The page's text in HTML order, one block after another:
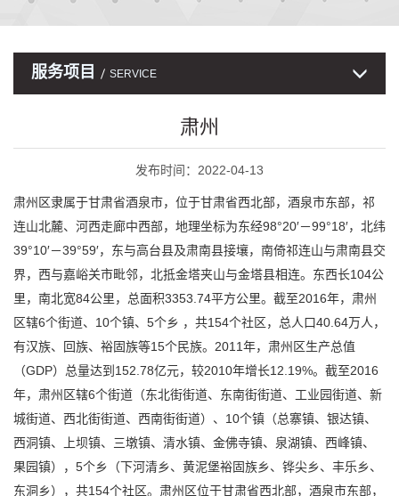
服务项目 SERVICE
肃州
发布时间：2022-04-13
肃州区隶属于甘肃省酒泉市，位于甘肃省西北部，酒泉市东部，祁
连山北麓、河西走廊中西部，地理坐标为东经98°20′－99°18′，北纬
39°10′－39°59′，东与高台县及肃南县接壤，南倚祁连山与肃南县交
界，西与嘉峪关市毗邻，北抵金塔夹山与金塔县相连。东西长104公
里，南北宽84公里，总面积3353.74平方公里。截至2016年，肃州
区辖6个街道、10个镇、5个乡 ，共154个社区，总人口40.64万人，
有汉族、回族、裕固族等15个民族。2011年，肃州区生产总值
（GDP）总量达到152.78亿元，较2010年增长12.19%。截至2016
年，肃州区辖6个街道（东北街街道、东南街街道、工业园街道、新
城街道、西北街街道、西南街街道）、10个镇（总寨镇、银达镇、
西洞镇、上坝镇、三墩镇、清水镇、金佛寺镇、泉湖镇、西峰镇、
果园镇），5个乡（下河清乡、黄泥堡裕固族乡、铧尖乡、丰乐乡、
东洞乡），共154个社区。肃州区位于甘肃省西北部，酒泉市东部，